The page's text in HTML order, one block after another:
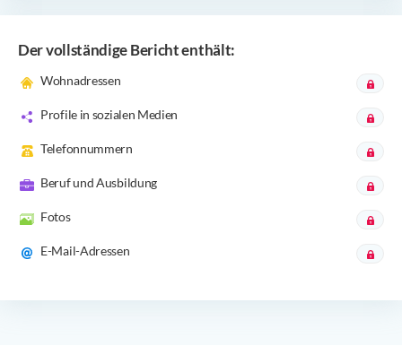
Der vollständige Bericht enthält:
Wohnadressen
Profile in sozialen Medien
Telefonnummern
Beruf und Ausbildung
Fotos
E-Mail-Adressen